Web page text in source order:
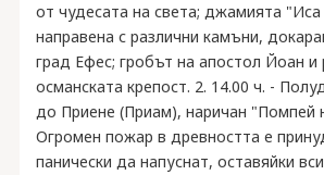
от чудесата на света; джамията
направена с различни камъни,
град Ефес; гробът на апостол Йоан и
османската крепост. 2. 14.00 ч. -
до Приене (Приам), наричан "Помпей
Огромен пожар в древността е
панически да напуснат, оставяйки